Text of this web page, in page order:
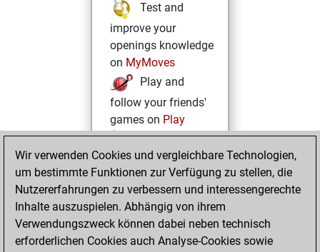
Test and
improve your
openings knowledge
on MyMoves
Play and
follow your friends'
games on Play
Solve some
beautiful and
challenging Studies
on Studies
Wir verwenden Cookies und vergleichbare Technologien,
um bestimmte Funktionen zur Verfügung zu stellen, die
Nutzererfahrungen zu verbessern und interessengerechte
Inhalte auszuspielen. Abhängig von ihrem
Verwendungszweck können dabei neben technisch
erforderlichen Cookies auch Analyse-Cookies sowie